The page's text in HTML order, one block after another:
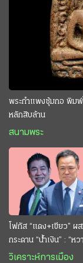
พระกำแพงซุ้มกอ พิมพ์
หลักสิบล้าน
สนามพระ
โฟกัส “แดง+เขียว” ผ
กระดาน “นํ้าเงิน” : “ห
กระหาย “อนุทิน” ดักตีกิ
วิเคราะห์การเมือง